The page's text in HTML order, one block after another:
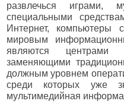
развлечься играми,
специальными
Интернет, компьютеры
мировым
являются центрами
заменяющими
должным уровнем
среди которых уже
мультимедийная